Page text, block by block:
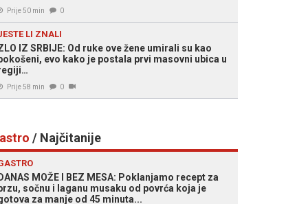
Prije 50 min 0
LI ZNALI
IZ SRBIJE: Od ruke ove žene umirali su kao
evo kako je postala prvi masovni ubica u
Prije 58 min 0
/ Najčitanije
MOŽE I BEZ MESA: Poklanjamo recept za
sočnu i laganu musaku od povrća koja je
za manje od 45 minuta...